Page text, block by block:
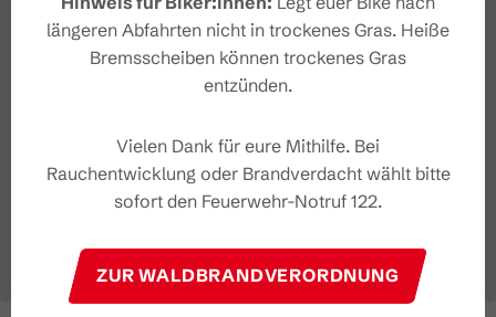
längeren Abfahrten nicht in trockenes Gras. Heiße
Bremsscheiben können trockenes Gras
entzünden.
Vielen Dank für eure Mithilfe. Bei
Rauchentwicklung oder Brandverdacht wählt bitte
sofort den Feuerwehr-Notruf 122.
ZUR WALDBRANDVERORDNUNG